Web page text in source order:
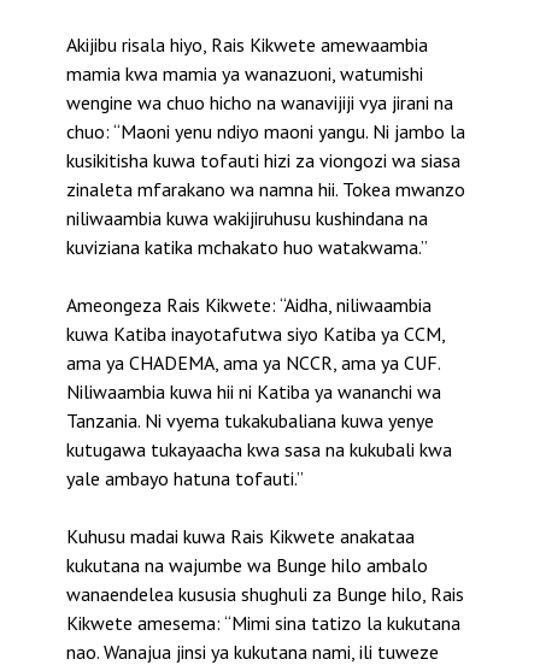
Akijibu risala hiyo, Rais Kikwete amewaambia
mamia kwa mamia ya wanazuoni, watumishi
wengine wa chuo hicho na wanavijiji vya jirani na
chuo: “Maoni yenu ndiyo maoni yangu. Ni jambo la
kusikitisha kuwa tofauti hizi za viongozi wa siasa
zinaleta mfarakano wa namna hii. Tokea mwanzo
niliwaambia kuwa wakijiruhusu kushindana na
kuviziana katika mchakato huo watakwama.”
Ameongeza Rais Kikwete: “Aidha, niliwaambia
kuwa Katiba inayotafutwa siyo Katiba ya CCM,
ama ya CHADEMA, ama ya NCCR, ama ya CUF.
Niliwaambia kuwa hii ni Katiba ya wananchi wa
Tanzania. Ni vyema tukakubaliana kuwa yenye
kutugawa tukayaacha kwa sasa na kukubali kwa
yale ambayo hatuna tofauti.”
Kuhusu madai kuwa Rais Kikwete anakataa
kukutana na wajumbe wa Bunge hilo ambalo
wanaendelea kususia shughuli za Bunge hilo, Rais
Kikwete amesema: “Mimi sina tatizo la kukutana
nao. Wanajua jinsi ya kukutana nami, ili tuweze